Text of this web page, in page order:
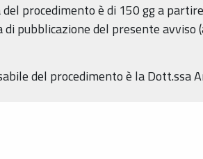
del procedimento è di 150 gg a
di pubblicazione del presente avviso
del procedimento è la Dott.ssa